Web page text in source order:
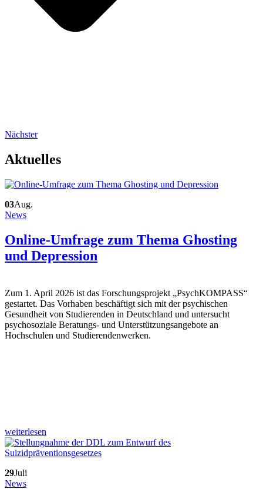
Nächster
Aktuelles
03Aug.
News
Online-Umfrage zum Thema Ghosting
und Depression
Zum 1. April 2026 ist das Forschungsprojekt „PsychKOMPASS“
gestartet. Das Vorhaben beschäftigt sich mit der psychischen
Gesundheit von Studierenden in Deutschland und untersucht
psychosoziale Beratungs- und Unterstützungsangebote an
Hochschulen und Studierendenwerken.
weiterlesen
29Juli
News